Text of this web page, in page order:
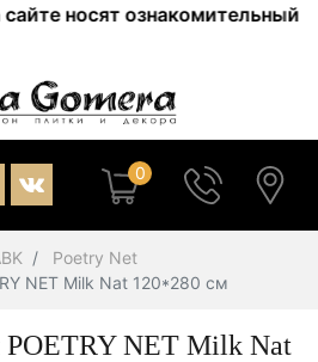
носят ознакомительный
0
Poetry Net
NET Milk Nat 120*280 см
NET Milk Nat